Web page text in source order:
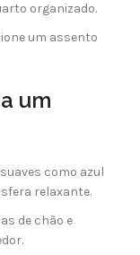
organizado.
um assento
um
como azul
relaxante.
de chão e